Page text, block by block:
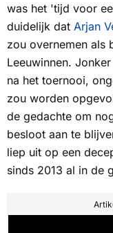
was het 'tijd voor
duidelijk dat Arjan
zou overnemen als
Leeuwinnen.
na het toernooi,
zou worden
de gedachte om
besloot aan te
liep uit op een
sinds 2013 al in de